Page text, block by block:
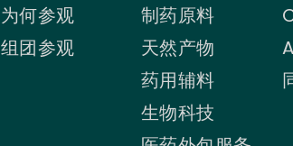
为何参观
组团参观
制药原料
天然产物
药用辅料
生物科技